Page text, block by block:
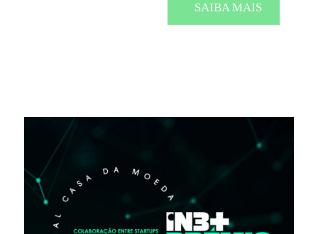
SAIBA MAIS